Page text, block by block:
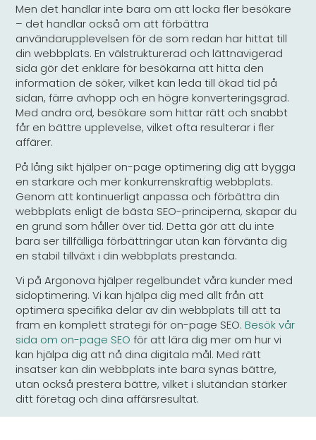
Men det handlar inte bara om att locka fler besökare
– det handlar också om att förbättra
användarupplevelsen för de som redan har hittat till
din webbplats. En välstrukturerad och lättnavigerad
sida gör det enklare för besökarna att hitta den
information de söker, vilket kan leda till ökad tid på
sidan, färre avhopp och en högre konverteringsgrad.
Med andra ord, besökare som hittar rätt och snabbt
får en bättre upplevelse, vilket ofta resulterar i fler
affärer.
På lång sikt hjälper on-page optimering dig att bygga
en starkare och mer konkurrenskraftig webbplats.
Genom att kontinuerligt anpassa och förbättra din
webbplats enligt de bästa SEO-principerna, skapar du
en grund som håller över tid. Detta gör att du inte
bara ser tillfälliga förbättringar utan kan förvänta dig
en stabil tillväxt i din webbplats prestanda.
Vi på Argonova hjälper regelbundet våra kunder med
sidoptimering. Vi kan hjälpa dig med allt från att
optimera specifika delar av din webbplats till att ta
fram en komplett strategi för on-page SEO.Besök vår
sida om on-page SEO för att lära dig mer om hur vi
kan hjälpa dig att nå dina digitala mål. Med rätt
insatser kan din webbplats inte bara synas bättre,
utan också prestera bättre, vilket i slutändan stärker
ditt företag och dina affärsresultat.